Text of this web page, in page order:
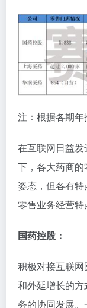
注：根据各期年
在互联网日益
下，各大药商的
姿态，但各有
零售业务经营特
国药控股：
积极对接互联
和外延增长的
务的协同发展